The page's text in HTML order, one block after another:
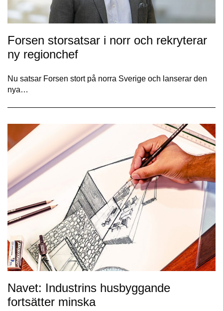
Forsen storsatsar i norr och rekryterar
ny regionchef
Nu satsar Forsen stort på norra Sverige och lanserar den
nya…
Navet: Industrins husbyggande
fortsätter minska